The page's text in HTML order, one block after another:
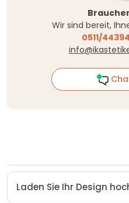
Wir sind bereit,
0511/
Laden Sie Ihr Design